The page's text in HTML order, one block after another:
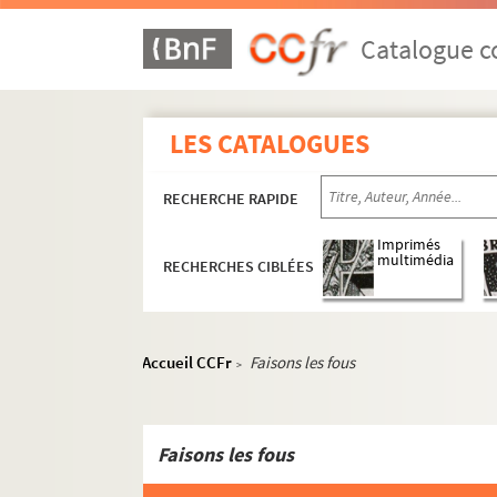
Catalogue
LES CATALOGUES
RECHERCHE RAPIDE
RECHERCHES CIBLÉES
Imprimés
multimédia
Accueil CCFr > Faisons les fous
Faisons les fous
ORG C.3/1. Partitions de Capitani,
ORG C.3/1. Partitions de Carman,
ORG C.3/1. Partitions de Cas, Henry,
ORG C.3/1. Partitions de Casa,
ORG C.3/1. Partitions de
ORG C.3/1. Partitions de Chaillier,
ORG C.3/1. Partitions de
ORG C.3/1. Partitions de Chantrier,
ORG C.3/2. Partitions de Chausson,
ORG C.3/2. Partitions de